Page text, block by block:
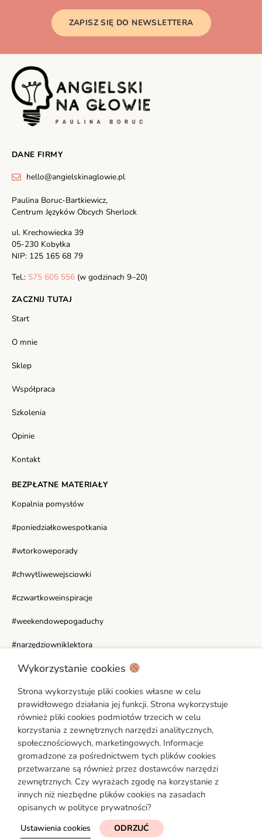
ZAPISZ SIĘ DO NEWSLETTERA
DANE FIRMY
hello@angielskinaglowie.pl
Paulina Boruc-Bartkiewicz,
Centrum Języków Obcych Sherlock
ul. Krechowiecka 39
05-230 Kobyłka
NIP: 125 165 68 79
Tel.: 575 605 556 (w godzinach 9–20)
ZACZNIJ TUTAJ
Start
O mnie
Sklep
Współpraca
Szkolenia
Opinie
Kontakt
BEZPŁATNE MATERIAŁY
Kopalnia pomysłów
#poniedziałkowespotkania
#wtorkoweporady
#chwytliwewejsciowki
#czwartkoweinspiracje
#weekendowepogaduchy
#narzędziowniklektora
WAŻNE LINKI
Moje konto
Polityka prywatności
Regulamin
Ustawienia cookies
Formularz reklamacyjny [PDF]
Formularz odstąpienia od umowy [PDF]
Wykorzystanie cookies
Strona wykorzystuje pliki cookies własne w celu
prawidłowego działania jej funkcji. Strona wykorzystuje
również pliki cookies podmiotów trzecich w celu
korzystania z zewnętrznych narzędzi analitycznych,
społecznościowych, marketingowych. Informacje
gromadzone za pośrednictwem tych plików cookies
przetwarzane są również przez dostawców narzędzi
zewnętrznych. Czy wyrażach zgodę na korzystanie z
innych niż niezbędne plików cookies na zasadach
opisanych w polityce prywatności?
Ustawienia cookies ODRZUĆ